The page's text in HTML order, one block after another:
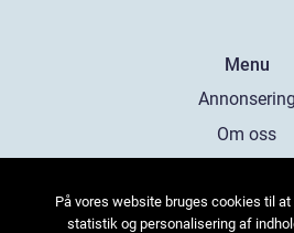
Menu
Annonsering
Om oss
Kontakta
På vores website bruges cookies til
statistik og personalisering af